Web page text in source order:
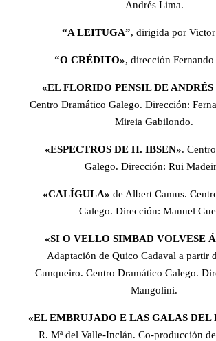
Andrés Lima.
“A LEITUGA”, dirigida por
“O CRÉDITO», dirección Fernando
«EL FLORIDO PENSIL DE ANDRÉS
Centro Dramático Galego. Dirección:
Mireia Gabilondo.
«ESPECTROS DE H. IBSEN».
Galego. Dirección: Rui
«CALÍGULA» de Albert Camus.
Galego. Dirección: Manuel
«SI O VELLO SIMBAD VOLVESE
Adaptación de Quico Cadaval a partir
Cunqueiro. Centro Dramático Galego.
Mangolini.
«EL EMBRUJADO E LAS GALAS DEL
R. Mª del Valle-Inclán. Co-producción